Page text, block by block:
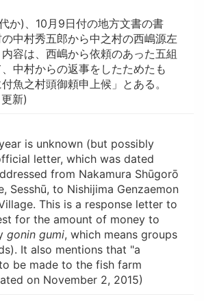
か)、10月9日付の地方文書の書
中村秀五郎から中之村の西嶋源左
容は、西嶋から依頼のあった五組
中村からの返事をしたためたも
魚之村頭御頼申上候」とある。
新)
is unknown (but possibly
letter, which was dated
from Nakamura Shūgorō
Sesshū, to Nishijima Genzaemon
This is a response letter to
for the amount of money to
gonin gumi, which means groups
It also mentions that "a
be made to the fish farm
on November 2, 2015)